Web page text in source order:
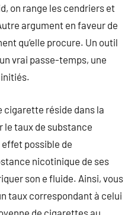
on range les cendriers et
argument en faveur de
qu’elle procure. Un outil
vrai passe-temps, une
cigarette réside dans la
le taux de substance
possible de
nicotinique de ses
son e fluide. Ainsi, vous
taux correspondant à celui
de cigarettes au